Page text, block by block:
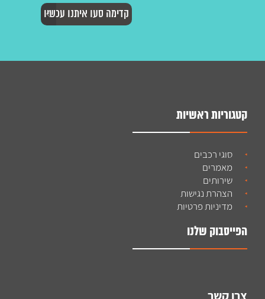
קטגוריות ראשיות
סוגי רכבים
מאמרים
שירותים
הצהרת נגישות
מדיניות פרטיות
הפייסבוק שלנו
צרו קשר